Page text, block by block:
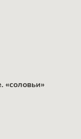
«соловьи»